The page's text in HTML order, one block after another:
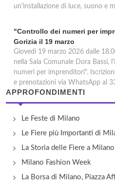
un'installazione di luce, suono e
"Controllo dei numeri per
Gorizia il 19 marzo
Giovedì 19 marzo 2026 dalle
nella Sala Comunale Dora
numeri per imprenditori".
e prenotazioni via WhatsApp al
APPROFONDIMENTI
Le Feste di Milano
Le Fiere più Importanti di
La Storia delle Fiere a Milano
Milano Fashion Week
La Borsa di Milano, Piazza